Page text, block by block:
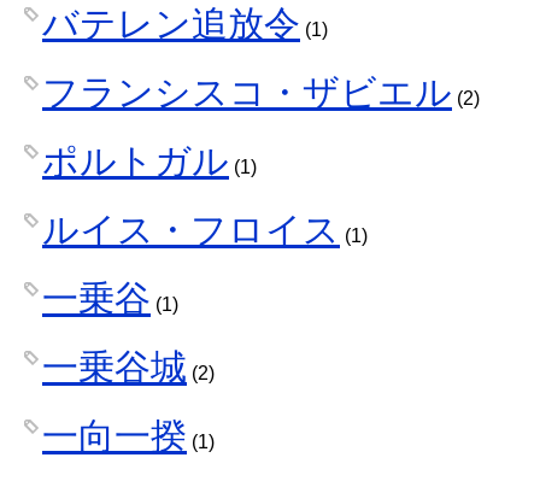
バテレン追放令 (1)
フランシスコ・ザビエル (2)
ポルトガル (1)
ルイス・フロイス (1)
一乗谷 (1)
一乗谷城 (2)
一向一揆 (1)